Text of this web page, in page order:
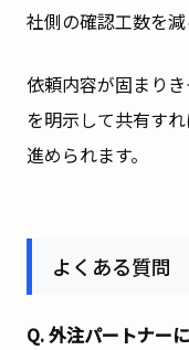
社側の確認工数を減
依頼内容が固まり
を明示して共有す
進められます。
よくある質問
Q. 外注パートナー